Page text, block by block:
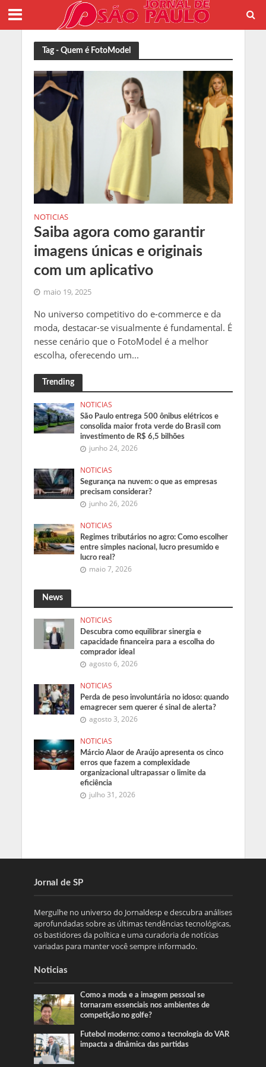
Tag - Quem é FotoModel
NOTICIAS
Saiba agora como garantir
imagens únicas e originais
com um aplicativo
maio 19, 2025
No universo competitivo do e-commerce e da
moda, destacar-se visualmente é fundamental. É
nesse cenário que o FotoModel é a melhor
escolha, oferecendo um...
Trending
NOTICIAS
São Paulo entrega 500 ônibus elétricos e
consolida maior frota verde do Brasil com
investimento de R$ 6,5 bilhões
junho 24, 2026
NOTICIAS
Segurança na nuvem: o que as empresas
precisam considerar?
junho 26, 2026
NOTICIAS
Regimes tributários no agro: Como escolher
entre simples nacional, lucro presumido e
lucro real?
maio 7, 2026
News
NOTICIAS
Descubra como equilibrar sinergia e
capacidade financeira para a escolha do
comprador ideal
agosto 6, 2026
NOTICIAS
Perda de peso involuntária no idoso: quando
emagrecer sem querer é sinal de alerta?
agosto 3, 2026
NOTICIAS
Márcio Alaor de Araújo apresenta os cinco
erros que fazem a complexidade
organizacional ultrapassar o limite da
eficiência
julho 31, 2026
Jornal de SP
Mergulhe no universo do Jornaldesp e descubra análises
aprofundadas sobre as últimas tendências tecnológicas,
os bastidores da política e uma curadoria de notícias
variadas para manter você sempre informado.
Noticias
Como a moda e a imagem pessoal se
tornaram essenciais nos ambientes de
competição no golfe?
Futebol moderno: como a tecnologia do VAR
impacta a dinâmica das partidas